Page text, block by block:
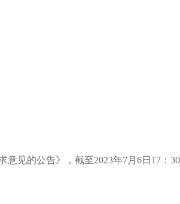
见的公告》，截至2023年7月6日17：30